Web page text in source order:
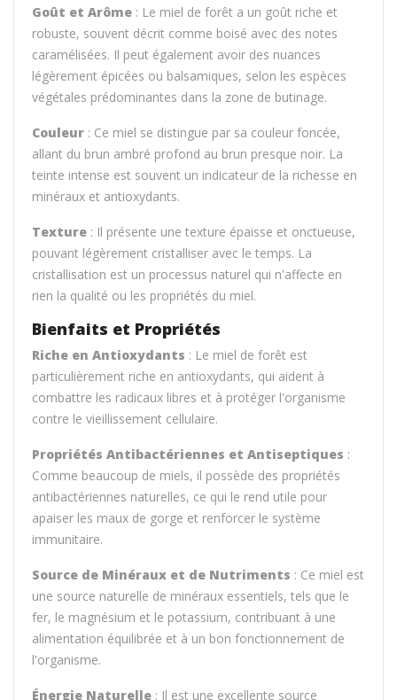
Goût et Arôme : Le miel de forêt a un goût riche et
robuste, souvent décrit comme boisé avec des notes
caramélisées. Il peut également avoir des nuances
légèrement épicées ou balsamiques, selon les espèces
végétales prédominantes dans la zone de butinage.
Couleur : Ce miel se distingue par sa couleur foncée,
allant du brun ambré profond au brun presque noir. La
teinte intense est souvent un indicateur de la richesse en
minéraux et antioxydants.
Texture : Il présente une texture épaisse et onctueuse,
pouvant légèrement cristalliser avec le temps. La
cristallisation est un processus naturel qui n'affecte en
rien la qualité ou les propriétés du miel.
Bienfaits et Propriétés
Riche en Antioxydants : Le miel de forêt est
particulièrement riche en antioxydants, qui aident à
combattre les radicaux libres et à protéger l'organisme
contre le vieillissement cellulaire.
Propriétés Antibactériennes et Antiseptiques :
Comme beaucoup de miels, il possède des propriétés
antibactériennes naturelles, ce qui le rend utile pour
apaiser les maux de gorge et renforcer le système
immunitaire.
Source de Minéraux et de Nutriments : Ce miel est
une source naturelle de minéraux essentiels, tels que le
fer, le magnésium et le potassium, contribuant à une
alimentation équilibrée et à un bon fonctionnement de
l'organisme.
Énergie Naturelle : Il est une excellente source